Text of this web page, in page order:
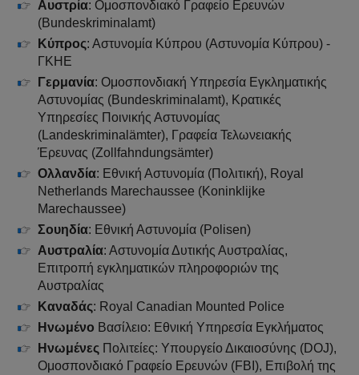
Αυστρία: Ομοσπονδιακό Γραφείο Ερευνών
(Bundeskriminalamt)
Κύπρος: Αστυνομία Κύπρου (Αστυνομία Κύπρου) -
ΓΚΗΕ
Γερμανία: Ομοσπονδιακή Υπηρεσία Εγκληματικής
Αστυνομίας (Bundeskriminalamt), Κρατικές
Υπηρεσίες Ποινικής Αστυνομίας
(Landeskriminalämter), Γραφεία Τελωνειακής
Έρευνας (Zollfahndungsämter)
Ολλανδία: Εθνική Αστυνομία (Πολιτική), Royal
Netherlands Marechaussee (Koninklijke
Marechaussee)
Σουηδία: Εθνική Αστυνομία (Polisen)
Αυστραλία: Αστυνομία Δυτικής Αυστραλίας,
Επιτροπή εγκληματικών πληροφοριών της
Αυστραλίας
Καναδάς: Royal Canadian Mounted Police
Ηνωμένο Βασίλειο: Εθνική Υπηρεσία Εγκλήματος
Ηνωμένες Πολιτείες: Υπουργείο Δικαιοσύνης (DOJ),
Ομοσπονδιακό Γραφείο Ερευνών (FBI), Επιβολή της